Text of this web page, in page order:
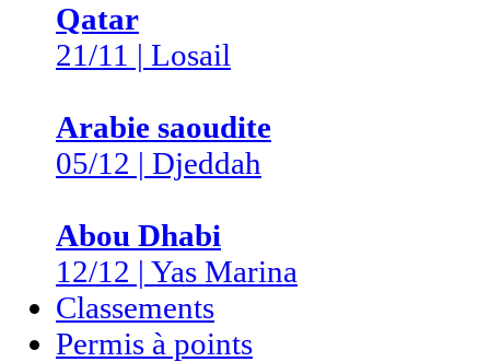
Qatar
21/11 | Losail
Arabie saoudite
05/12 | Djeddah
Abou Dhabi
12/12 | Yas Marina
Classements
Permis à points